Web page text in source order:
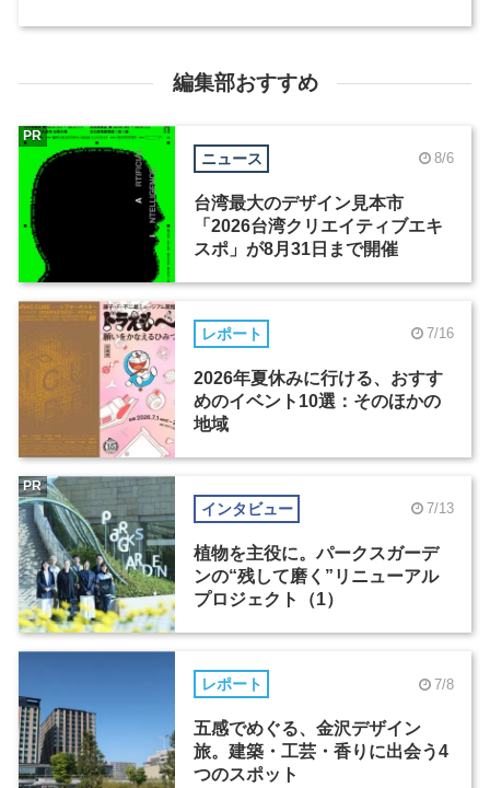
編集部おすすめ
ニュース 8/6
台湾最大のデザイン見本市
「2026台湾クリエイティブエキ
スポ」が8月31日まで開催
PR
レポート 7/16
2026年夏休みに行ける、おすす
めのイベント10選：そのほかの
地域
インタビュー 7/13
植物を主役に。パークスガーデ
ンの“残して磨く”リニューアル
プロジェクト（1）
PR
レポート 7/8
五感でめぐる、金沢デザイン
旅。建築・工芸・香りに出会う4
つのスポット